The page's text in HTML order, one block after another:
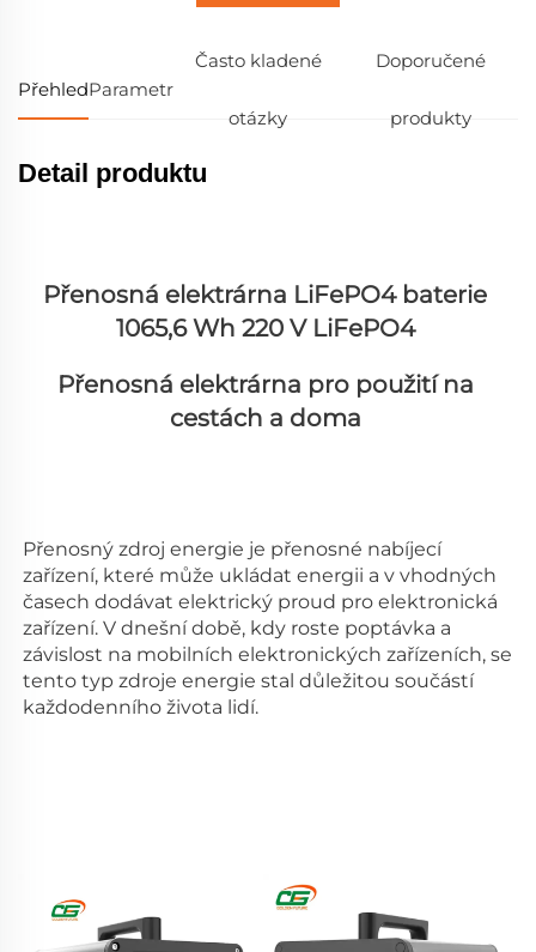
PřehledParametr
Často kladené
otázky
Doporučené
produkty
Detail produktu
Přenosná elektrárna LiFePO4 baterie
1065,6 Wh 220 V LiFePO4
Přenosná elektrárna pro použití na
cestách a doma
Přenosný zdroj energie je přenosné nabíjecí
zařízení, které může ukládat energii a v vhodných
časech dodávat elektrický proud pro elektronická
zařízení. V dnešní době, kdy roste poptávka a
závislost na mobilních elektronických zařízeních, se
tento typ zdroje energie stal důležitou součástí
každodenního života lidí.